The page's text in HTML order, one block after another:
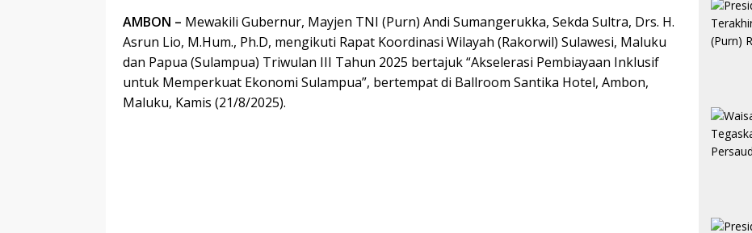
AMBON – Mewakili Gubernur, Mayjen TNI (Purn) Andi Sumangerukka, Sekda Sultra, Drs. H.
Asrun Lio, M.Hum., Ph.D, mengikuti Rapat Koordinasi Wilayah (Rakorwil) Sulawesi, Maluku
dan Papua (Sulampua) Triwulan III Tahun 2025 bertajuk “Akselerasi Pembiayaan Inklusif
untuk Memperkuat Ekonomi Sulampua”, bertempat di Ballroom Santika Hotel, Ambon,
Maluku, Kamis (21/8/2025).